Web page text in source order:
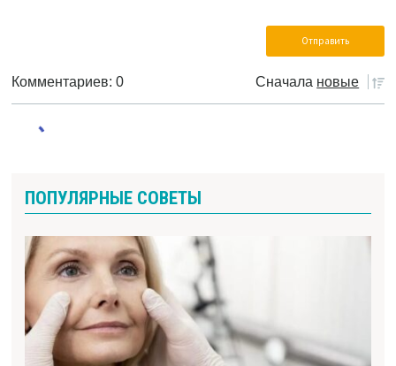
Комментариев: 0 Сначала новые
ПОПУЛЯРНЫЕ СОВЕТЫ